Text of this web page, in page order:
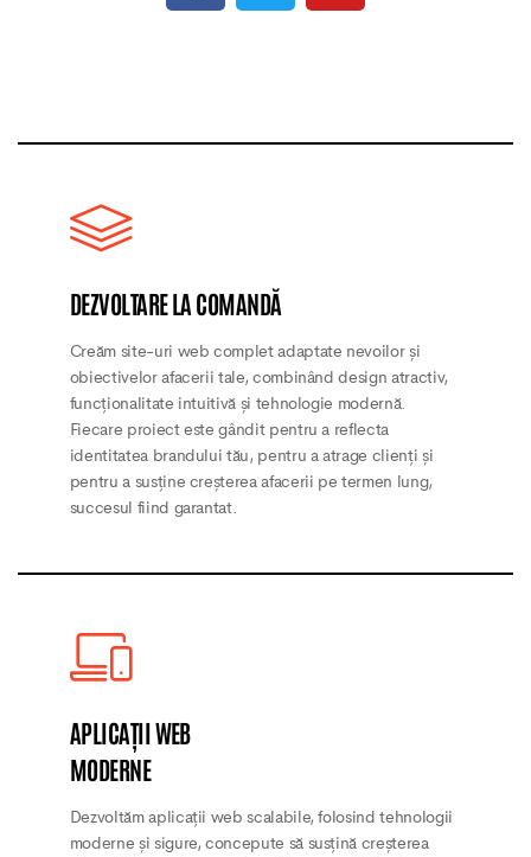
DEZVOLTARE LA COMANDĂ
Creăm site-uri web complet adaptate nevoilor și
obiectivelor afacerii tale, combinând design atractiv,
funcționalitate intuitivă și tehnologie modernă.
Fiecare proiect este gândit pentru a reflecta
identitatea brandului tău, pentru a atrage clienți și
pentru a susține creșterea afacerii pe termen lung,
succesul fiind garantat.
APLICAȚII WEB
MODERNE
Dezvoltăm aplicații web scalabile, folosind tehnologii
moderne și sigure, concepute să susțină creșterea